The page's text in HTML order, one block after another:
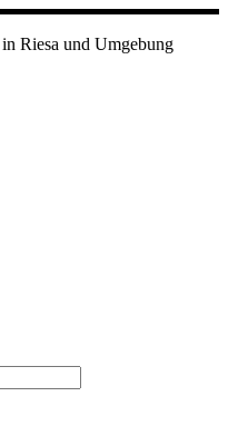
Riesa und Umgebung